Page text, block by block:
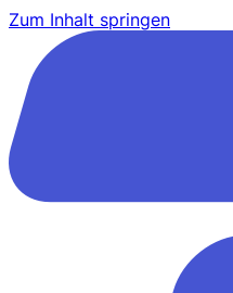
Zum Inhalt springen